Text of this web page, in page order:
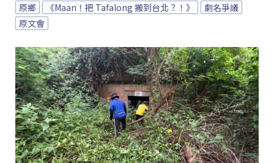
原鄉 《Maan！把 Tafalong 搬到台北？！》
劇名爭議
原文會